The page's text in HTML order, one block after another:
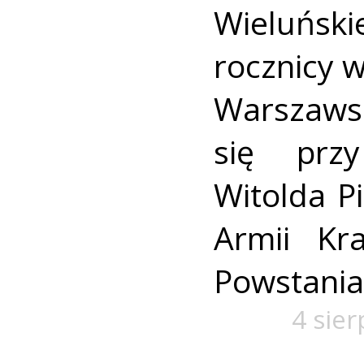
rocznicy
się
Witolda
Armii
4